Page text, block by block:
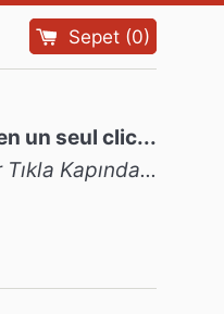
Sepet (0)
un seul clic...
Kapında...